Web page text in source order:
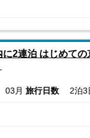
に2連泊 はじめ
03月 旅行日数 2泊3